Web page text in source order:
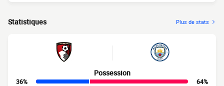
Statistiques Plus de stats
Possession
36%
64%